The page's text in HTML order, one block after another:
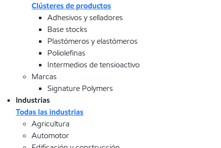
Clústeres de productos
Adhesivos y selladores
Base stocks
Plastómeros y elastómeros
Poliolefinas
Intermedios de tensioactivo
Marcas
Signature Polymers
Industrias
Todas las industrias
Agricultura
Automotor